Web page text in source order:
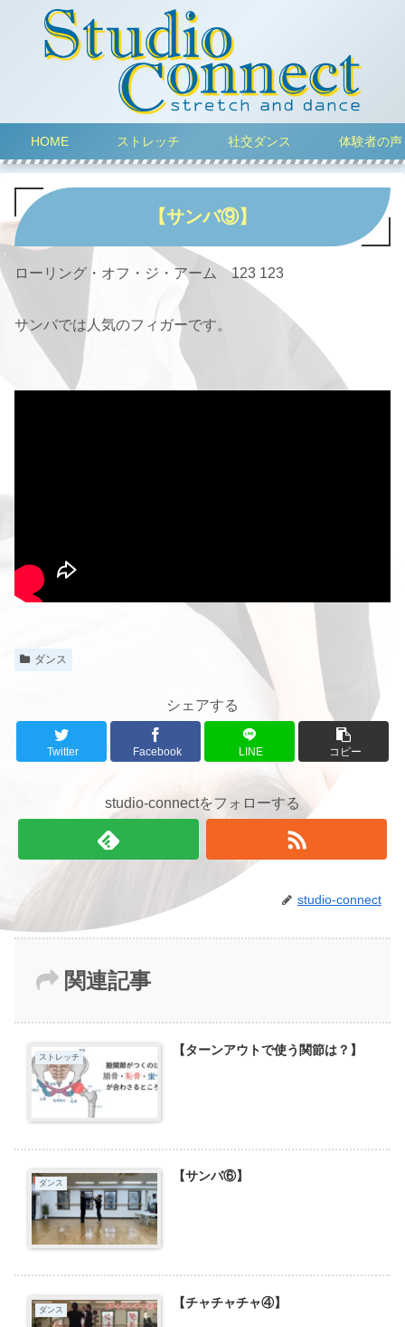
HOME ストレッチ 社交ダンス 体験者の声
【サンバ⑨】
ローリング・オフ・ジ・アーム 123 123
サンバでは人気のフィガーです。
ダンス
シェアする
Twitter Facebook LINE コピー
studio-connectをフォローする
studio-connect
関連記事
ストレッチ 【ターンアウトで使う関節は？】
ダンス 【サンバ⑥】
ダンス 【チャチャチャ④】